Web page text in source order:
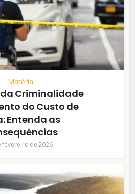
Matéria
Criminalidade
do Custo de
Entenda as
fevereiro de 2026